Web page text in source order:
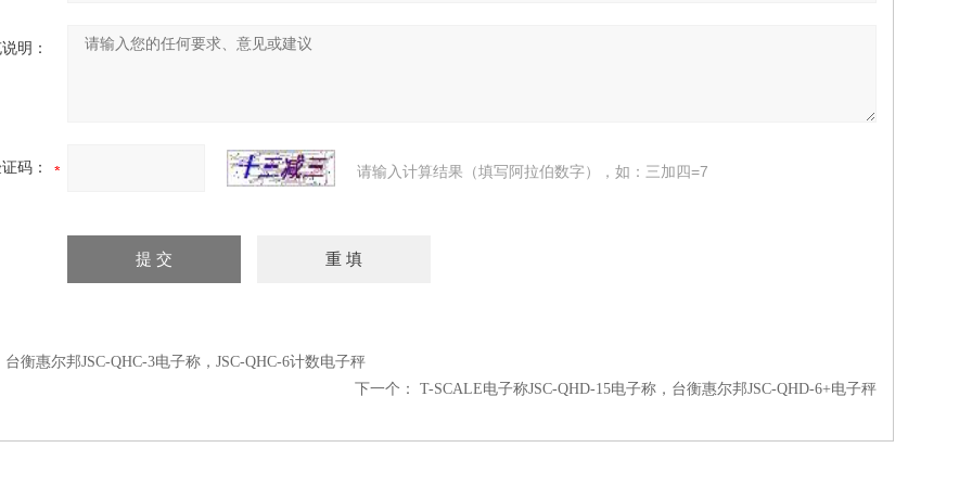
明：
码： 请输入计算结果（填写阿拉伯数字），如：三加四=7
台衡惠尔邦JSC-QHC-3电子称，JSC-QHC-6计数电子秤
下一个：
T-SCALE电子称JSC-QHD-15电子称，台衡惠尔邦JSC-QHD-6+电子秤